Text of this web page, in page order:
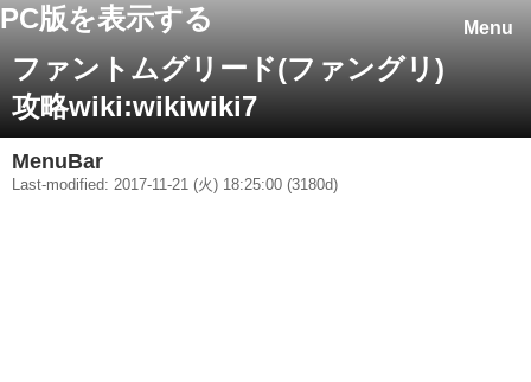
Menu
PC版を表示する
ファントムグリード(ファングリ)
攻略wiki:wikiwiki7
MenuBar
Last-modified: 2017-11-21 (火) 18:25:00 (3180d)